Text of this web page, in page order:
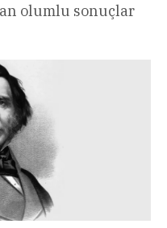
olumlu sonuçlar